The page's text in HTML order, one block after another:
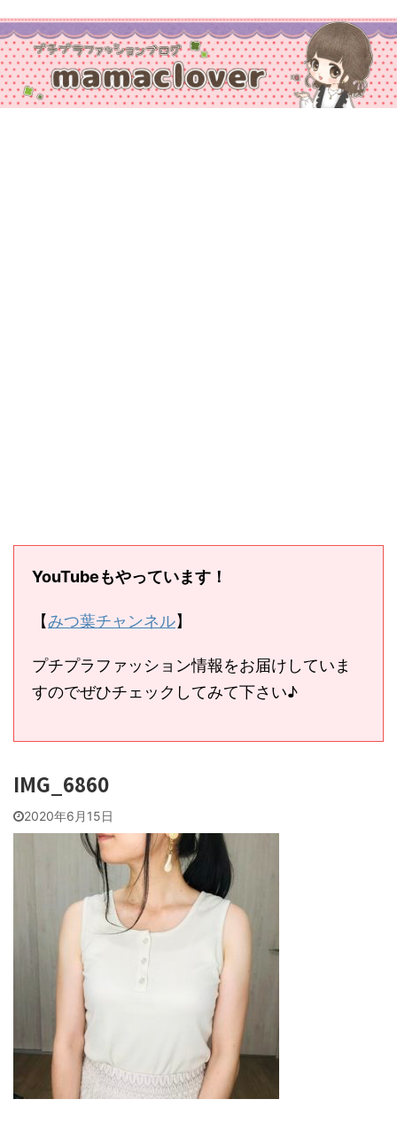
YouTubeもやっています！
【みつ葉チャンネル】
プチプラファッション情報をお届けしていま
すのでぜひチェックしてみて下さい♪
IMG_6860
2020年6月15日